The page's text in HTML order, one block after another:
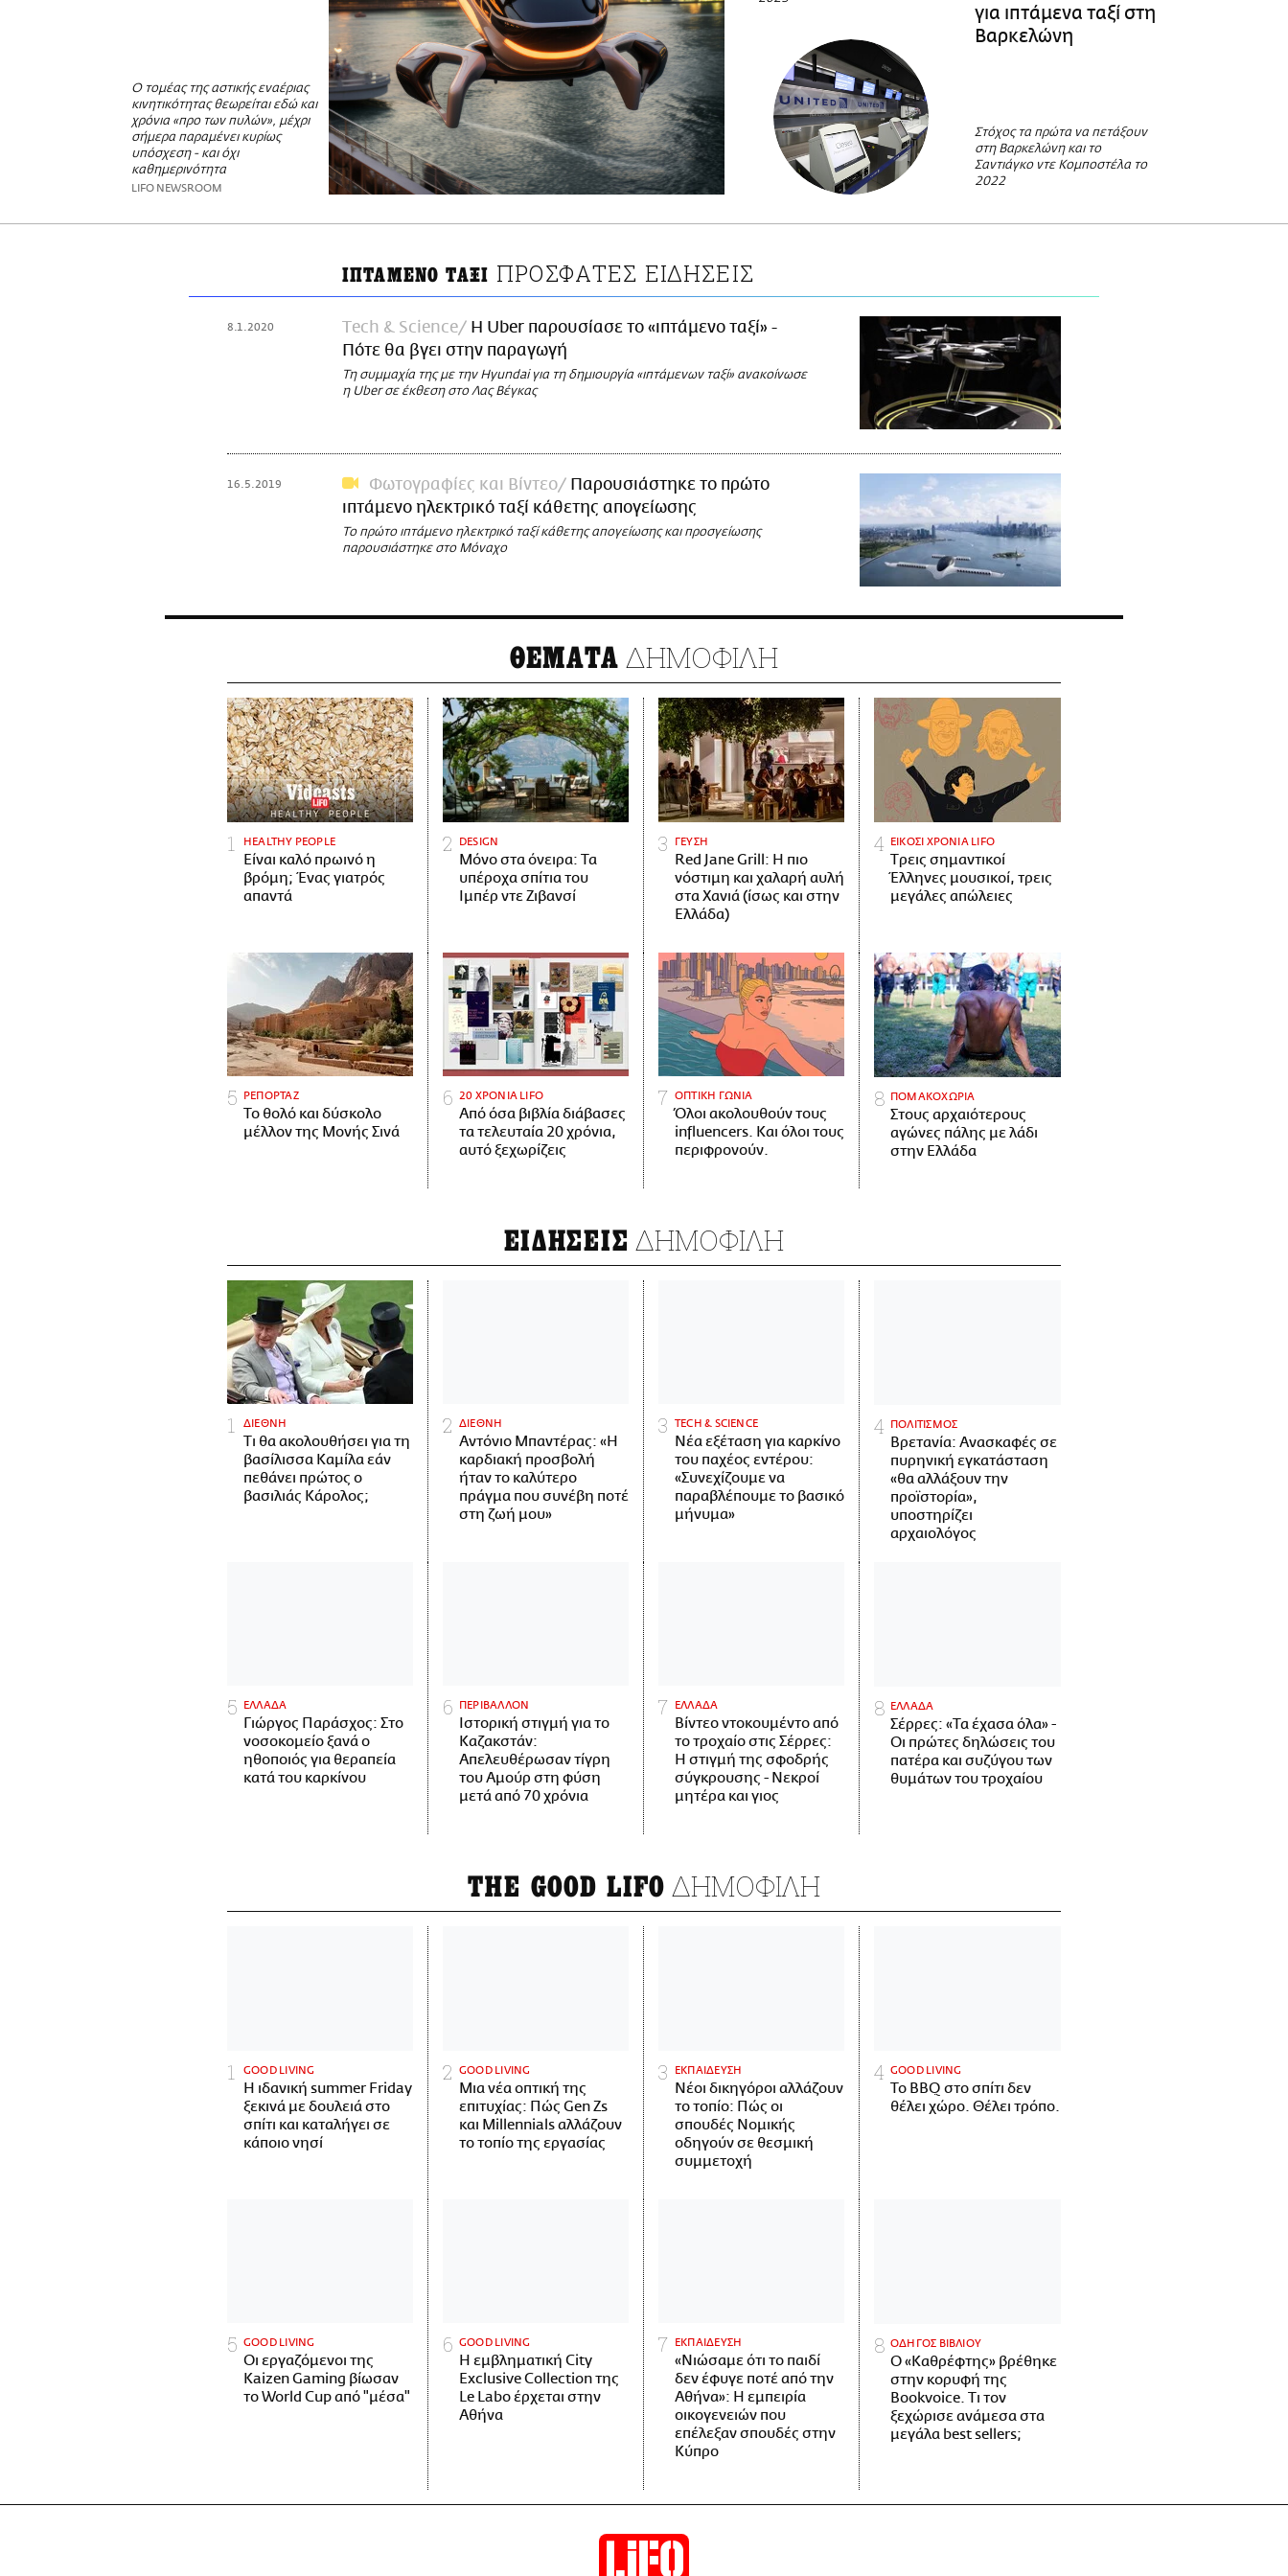
Ο τομέας της αστικής εναέριας
κινητικότητας θεωρείται εδώ και
χρόνια «προ των πυλών», μέχρι
σήμερα παραμένει κυρίως
υπόσχεση - και όχι
καθημερινότητα
LIFO NEWSROOM
για ιπτάμενα ταξί στη
Βαρκελώνη
Στόχος τα πρώτα να πετάξουν
στη Βαρκελώνη και το
Σαντιάγκο ντε Κομποστέλα το
2022
ΙΠΤΑΜΕΝΟ ΤΑΞΙ ΠΡΟΣΦΑΤΕΣ ΕΙΔΗΣΕΙΣ
8.1.2020 Τech & Science
Η Uber παρουσίασε το «ιπτάμενο ταξί» -
Πότε θα βγει στην παραγωγή
Τη συμμαχία της με την Hyundai για τη δημιουργία «ιπτάμενων ταξί» ανακοίνωσε
η Uber σε έκθεση στο Λας Βέγκας
16.5.2019 Φωτογραφίες και Βίντεο
Παρουσιάστηκε το πρώτο
ιπτάμενο ηλεκτρικό ταξί κάθετης απογείωσης
Το πρώτο ιπτάμενο ηλεκτρικό ταξί κάθετης απογείωσης και προσγείωσης
παρουσιάστηκε στο Μόναχο
ΘΕΜΑΤΑ ΔΗΜΟΦΙΛΗ
HEALTHY PEOPLE
Είναι καλό πρωινό η
βρόμη; Ένας γιατρός
απαντά
DESIGN
Μόνο στα όνειρα: Τα
υπέροχα σπίτια του
Ιμπέρ ντε Ζιβανσί
ΓΕΥΣΗ
Red Jane Grill: Η πιο
νόστιμη και χαλαρή αυλή
στα Χανιά (ίσως και στην
Ελλάδα)
ΕΙΚΟΣΙ ΧΡΟΝΙΑ LIFO
Tρεις σημαντικοί
Έλληνες μουσικοί, τρεις
μεγάλες απώλειες
ΡΕΠΟΡΤΑΖ
Το θολό και δύσκολο
μέλλον της Μονής Σινά
20 ΧΡΟΝΙΑ LIFO
Από όσα βιβλία διάβασες
τα τελευταία 20 χρόνια,
αυτό ξεχωρίζεις
ΟΠΤΙΚΗ ΓΩΝΙΑ
Όλοι ακολουθούν τους
influencers. Και όλοι τους
περιφρονούν.
ΠΟΜΑΚΟΧΩΡΙΑ
Στους αρχαιότερους
αγώνες πάλης με λάδι
στην Ελλάδα
ΕΙΔΗΣΕΙΣ ΔΗΜΟΦΙΛΗ
ΔΙΕΘΝΗ
Τι θα ακολουθήσει για τη
βασίλισσα Καμίλα εάν
πεθάνει πρώτος ο
βασιλιάς Κάρολος;
ΔΙΕΘΝΗ
Αντόνιο Μπαντέρας: «Η
καρδιακή προσβολή
ήταν το καλύτερο
πράγμα που συνέβη ποτέ
στη ζωή μου»
ΤECH & SCIENCE
Νέα εξέταση για καρκίνο
του παχέος εντέρου:
«Συνεχίζουμε να
παραβλέπουμε το βασικό
μήνυμα»
ΠΟΛΙΤΙΣΜΟΣ
Βρετανία: Ανασκαφές σε
πυρηνική εγκατάσταση
«θα αλλάξουν την
προϊστορία»,
υποστηρίζει
αρχαιολόγος
ΕΛΛΑΔΑ
Γιώργος Παράσχος: Στο
νοσοκομείο ξανά ο
ηθοποιός για θεραπεία
κατά του καρκίνου
ΠΕΡΙΒΑΛΛΟΝ
Ιστορική στιγμή για το
Καζακστάν:
Απελευθέρωσαν τίγρη
του Αμούρ στη φύση
μετά από 70 χρόνια
ΕΛΛΑΔΑ
Βίντεο ντοκουμέντο από
το τροχαίο στις Σέρρες:
Η στιγμή της σφοδρής
σύγκρουσης - Νεκροί
μητέρα και γιος
ΕΛΛΑΔΑ
Σέρρες: «Τα έχασα όλα» -
Οι πρώτες δηλώσεις του
πατέρα και συζύγου των
θυμάτων του τροχαίου
THE GOOD LIFO ΔΗΜΟΦΙΛΗ
GOOD LIVING
Η ιδανική summer Friday
ξεκινά με δουλειά στο
σπίτι και καταλήγει σε
κάποιο νησί
GOOD LIVING
Μια νέα οπτική της
επιτυχίας: Πώς Gen Zs
και Millennials αλλάζουν
το τοπίο της εργασίας
ΕΚΠΑΙΔΕΥΣΗ
Νέοι δικηγόροι αλλάζουν
το τοπίο: Πώς οι
σπουδές Νομικής
οδηγούν σε θεσμική
συμμετοχή
GOOD LIVING
Το BBQ στο σπίτι δεν
θέλει χώρο. Θέλει τρόπο.
GOOD LIVING
Οι εργαζόμενοι της
Kaizen Gaming βίωσαν
το World Cup από "μέσα"
GOOD LIVING
Η εμβληματική City
Exclusive Collection της
Le Labo έρχεται στην
Αθήνα
ΕΚΠΑΙΔΕΥΣΗ
«Νιώσαμε ότι το παιδί
δεν έφυγε ποτέ από την
Αθήνα»: Η εμπειρία
οικογενειών που
επέλεξαν σπουδές στην
Κύπρο
ΟΔΗΓΟΣ ΒΙΒΛΙΟΥ
Ο «Καθρέφτης» βρέθηκε
στην κορυφή της
Bookvoice. Τι τον
ξεχώρισε ανάμεσα στα
μεγάλα best sellers;